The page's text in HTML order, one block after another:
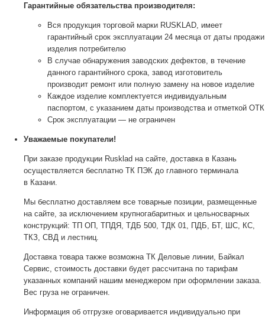
Гарантийные обязательства производителя:
Вся продукция торговой марки RUSKLAD, имеет
гарантийный срок эксплуатации 24 месяца от даты продажи
изделия потребителю
В случае обнаружения заводских дефектов, в течение
данного гарантийного срока, завод изготовитель
производит ремонт или полную замену на новое изделие
Каждое изделие комплектуется индивидуальным
паспортом, с указанием даты производства и отметкой ОТК
Срок эксплуатации — не ограничен
Уважаемые покупатели!
При заказе продукции Rusklad на сайте, доставка в Казань
осуществляется бесплатно ТК ПЭК до главного терминала
в Казани.
Мы бесплатно доставляем все товарные позиции, размещенные
на сайте, за исключением крупногабаритных и цельносварных
конструкций: ТП ОП, ТПДЯ, ТДБ 500, ТДК 01, ПДБ, БТ, ШС, КС,
ТКЗ, СВД и лестниц.
Доставка товара также возможна ТК Деловые линии, Байкал
Сервис, стоимость доставки будет рассчитана по тарифам
указанных компаний нашим менеджером при оформлении заказа.
Вес груза не ограничен.
Информация об отгрузке оговаривается индивидуально при